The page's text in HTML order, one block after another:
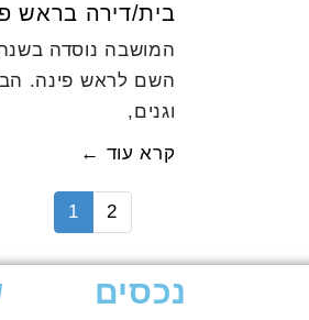
בית/דירה בראש
השם לראש פינה.
וגנים,
קרא עוד ←
1 2
נכסים